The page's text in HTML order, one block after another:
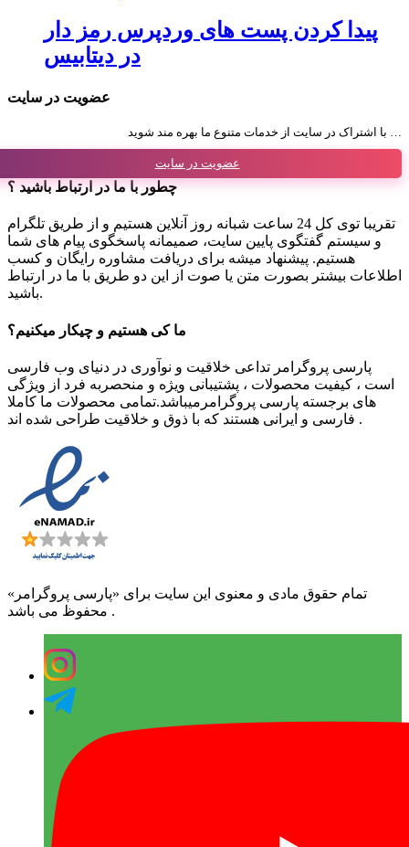
پیدا کردن پست های وردپرس رمز دار
در دیتابیس
عضویت در سایت
عضویت در سایت
چطور با ما در ارتباط باشید ؟
تقریبا توی کل 24 ساعت شبانه روز آنلاین هستیم و از طریق تلگرام
و سیستم گفتگوی پایین سایت، صمیمانه پاسخگوی پیام های شما
هستیم. پیشنهاد میشه برای دریافت مشاوره رایگان و کسب
اطلاعات بیشتر بصورت متن یا صوت از این دو طریق با ما در ارتباط
باشید.
ما کی هستیم و چیکار میکنیم؟
پارسی پروگرامر تداعی خلاقیت و نوآوری در دنیای وب فارسی
است ، کیفیت محصولات ، پشتیبانی ویژه و منحصربه فرد از ویژگی
های برجسته پارسی پروگرامرمیباشد.تمامی محصولات ما کاملا
فارسی و ایرانی هستند که با ذوق و خلاقیت طراحی شده اند .
تمام حقوق مادی و معنوی این سایت برای «پارسی پروگرامر»
محفوظ می باشد .